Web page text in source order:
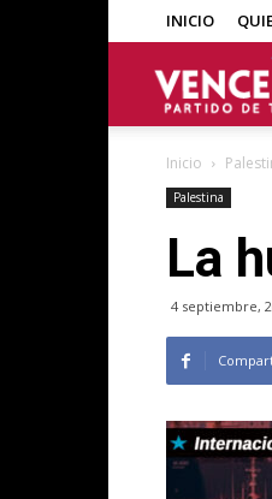
INICIO
Inicio
Palestina
La
4 septiembre,